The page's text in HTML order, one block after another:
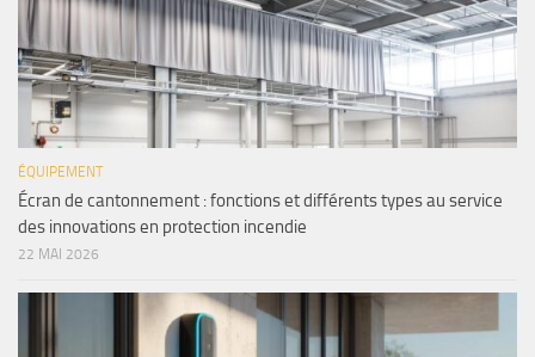
ÉQUIPEMENT
Écran de cantonnement : fonctions et différents types au service
des innovations en protection incendie
22 MAI 2026